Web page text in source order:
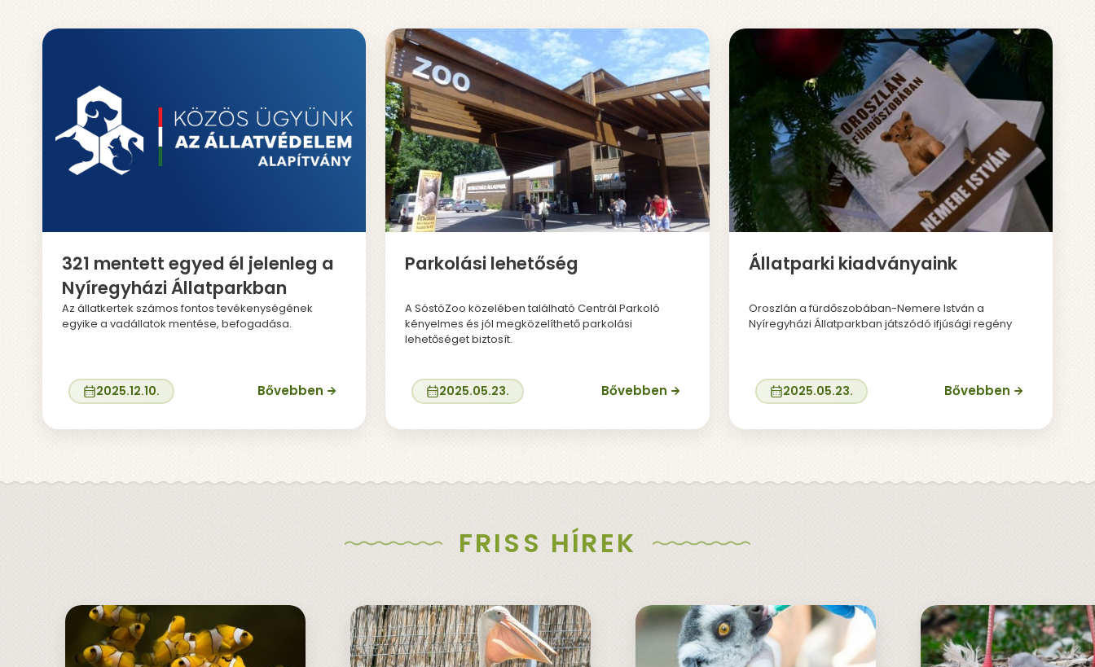
321 mentett egyed él jelenleg a
Nyíregyházi Állatparkban
Az állatkertek számos fontos tevékenységének
egyike a vadállatok mentése, befogadása.
2025.12.10. Bővebben
Parkolási lehetőség
A SóstóZoo közelében található Centrál Parkoló
kényelmes és jól megközelíthető parkolási
lehetőséget biztosít.
2025.05.23. Bővebben
Állatparki kiadványaink
Oroszlán a fürdőszobában-Nemere István a
Nyíregyházi Állatparkban játszódó ifjúsági regény
2025.05.23. Bővebben
FRISS HÍREK